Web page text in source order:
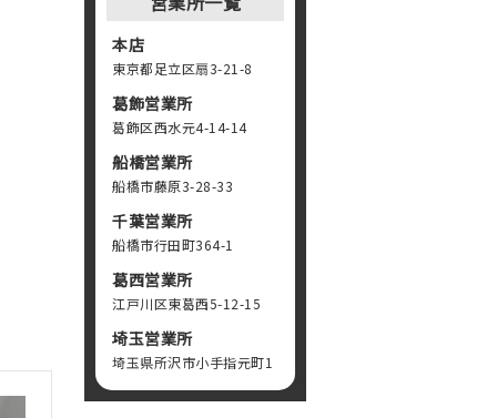
本店
東京都足立区扇3-21-8
葛飾営業所
葛飾区西水元4-14-14
船橋営業所
船橋市藤原3-28-33
千葉営業所
船橋市行田町364-1
葛西営業所
江戸川区東葛西5-12-15
埼玉営業所
埼玉県所沢市小手指元町1